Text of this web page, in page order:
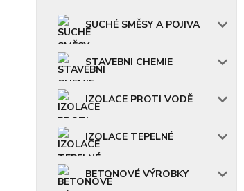
SUCHÉ SMĚSY A POJIVA
STAVEBNI CHEMIE
IZOLACE PROTI VODĚ
IZOLACE TEPELNÉ
BETONOVÉ VÝROBKY